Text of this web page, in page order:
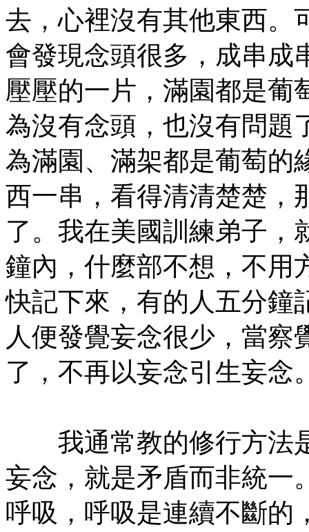
去，心裡沒有其他東西。
會發現念頭很多，成串成
壓壓的一片，滿園都是葡
為沒有念頭，也沒有問題
為滿園、滿架都是葡萄的
西一串，看得清清楚楚，
了。我在美國訓練弟子，
鐘內，什麼部不想，不用
快記下來，有的人五分鐘
人便發覺妄念很少，當察
了，不再以妄念引生妄念
我通常教的修行方法
妄念，就是矛盾而非統一
呼吸，呼吸是連續不斷的